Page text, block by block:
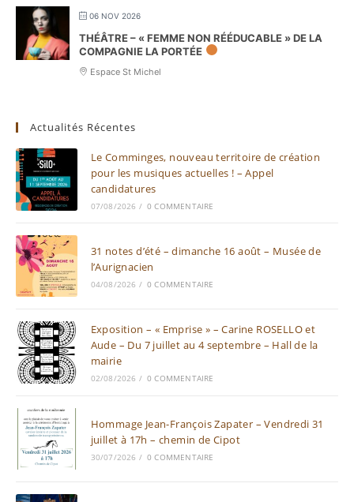
06 NOV 2026
THÉÂTRE – « FEMME NON RÉÉDUCABLE » DE LA
COMPAGNIE LA PORTÉE
Espace St Michel
Actualités Récentes
Le Comminges, nouveau territoire de création
pour les musiques actuelles ! – Appel
candidatures
07/08/2026 / 0 COMMENTAIRE
31 notes d’été – dimanche 16 août – Musée de
l’Aurignacien
04/08/2026 / 0 COMMENTAIRE
Exposition – « Emprise » – Carine ROSELLO et
Aude – Du 7 juillet au 4 septembre – Hall de la
mairie
02/08/2026 / 0 COMMENTAIRE
Hommage Jean-François Zapater – Vendredi 31
juillet à 17h – chemin de Cipot
30/07/2026 / 0 COMMENTAIRE